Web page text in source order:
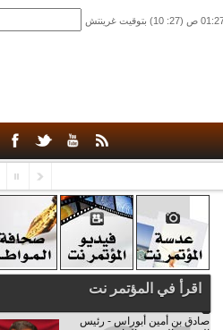
اقرأ في المؤتمر نت
صادق‮ ‬بن‮ ‬أمين‮ ‬أبوراس - رئيس‮